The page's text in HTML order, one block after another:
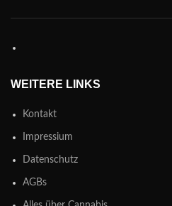
WEITERE LINKS
Kontakt
Impressium
Datenschutz
AGBs